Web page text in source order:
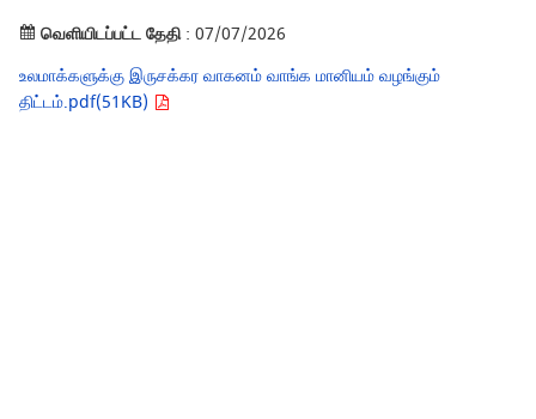
வெளியிடப்பட்ட தேதி: 07/07/2026
உலமாக்களுக்கு இருசக்கர வாகனம் வாங்க மானியம் வழங்கும்
திட்டம்.pdf(51KB)